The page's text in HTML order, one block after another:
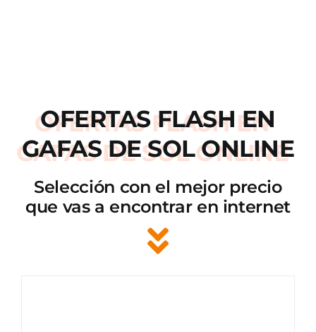
OFERTAS FLASH EN
GAFAS DE SOL ONLINE
Selección con el mejor precio
que vas a encontrar en internet